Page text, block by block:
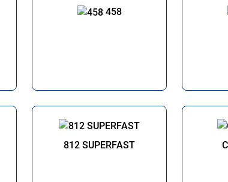
458
812 SUPERFAST